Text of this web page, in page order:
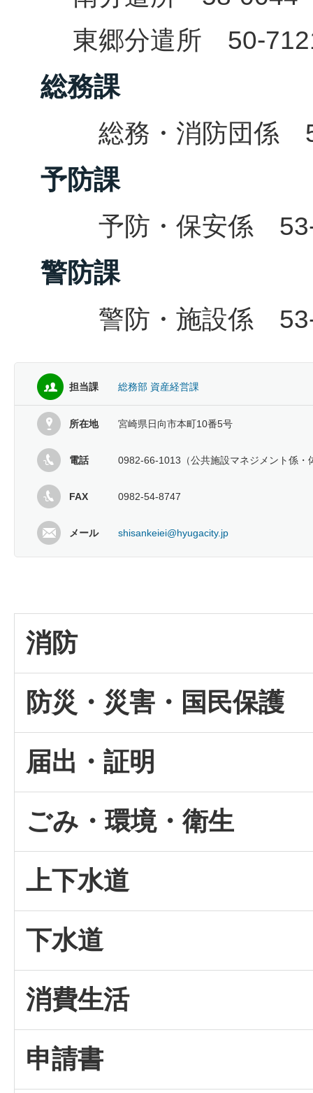
東郷分遣所 50-
総務課
総務・消防団係
予防課
予防・保安係 53-
警防課
警防・施設係 53-
担当課 総務部 資産経営課
所在地 宮崎県日向市本町10番5号
電話 0982-66-1013（公共施設マネジメント係
FAX 0982-54-8747
メール shisankeiei@hyugacity.jp
消防
防災・災害・国民保護
届出・証明
ごみ・環境・衛生
上下水道
下水道
消費生活
申請書